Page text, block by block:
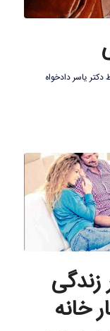
دکتر یاسر دادخواه
خانه